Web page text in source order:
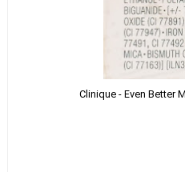
Clinique - Even Better